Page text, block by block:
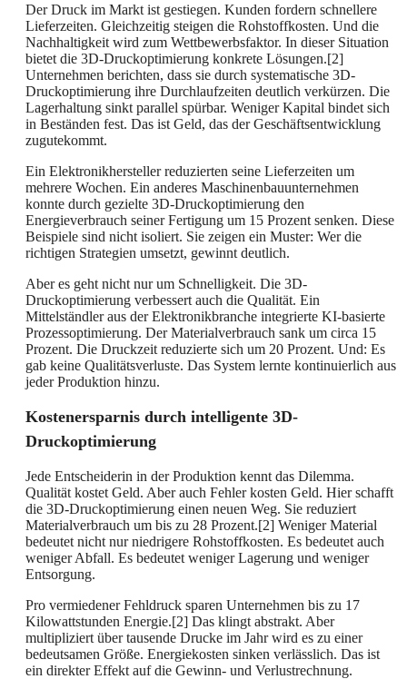
Der Druck im Markt ist gestiegen. Kunden fordern schnellere
Lieferzeiten. Gleichzeitig steigen die Rohstoffkosten. Und die
Nachhaltigkeit wird zum Wettbewerbsfaktor. In dieser Situation
bietet die 3D-Druckoptimierung konkrete Lösungen.[2]
Unternehmen berichten, dass sie durch systematische 3D-
Druckoptimierung ihre Durchlaufzeiten deutlich verkürzen. Die
Lagerhaltung sinkt parallel spürbar. Weniger Kapital bindet sich
in Beständen fest. Das ist Geld, das der Geschäftsentwicklung
zugutekommt.
Ein Elektronikhersteller reduzierten seine Lieferzeiten um
mehrere Wochen. Ein anderes Maschinenbauunternehmen
konnte durch gezielte 3D-Druckoptimierung den
Energieverbrauch seiner Fertigung um 15 Prozent senken. Diese
Beispiele sind nicht isoliert. Sie zeigen ein Muster: Wer die
richtigen Strategien umsetzt, gewinnt deutlich.
Aber es geht nicht nur um Schnelligkeit. Die 3D-
Druckoptimierung verbessert auch die Qualität. Ein
Mittelständler aus der Elektronikbranche integrierte KI-basierte
Prozessoptimierung. Der Materialverbrauch sank um circa 15
Prozent. Die Druckzeit reduzierte sich um 20 Prozent. Und: Es
gab keine Qualitätsverluste. Das System lernte kontinuierlich aus
jeder Produktion hinzu.
Kostenersparnis durch intelligente 3D-
Druckoptimierung
Jede Entscheiderin in der Produktion kennt das Dilemma.
Qualität kostet Geld. Aber auch Fehler kosten Geld. Hier schafft
die 3D-Druckoptimierung einen neuen Weg. Sie reduziert
Materialverbrauch um bis zu 28 Prozent.[2] Weniger Material
bedeutet nicht nur niedrigere Rohstoffkosten. Es bedeutet auch
weniger Abfall. Es bedeutet weniger Lagerung und weniger
Entsorgung.
Pro vermiedener Fehldruck sparen Unternehmen bis zu 17
Kilowattstunden Energie.[2] Das klingt abstrakt. Aber
multipliziert über tausende Drucke im Jahr wird es zu einer
bedeutsamen Größe. Energiekosten sinken verlässlich. Das ist
ein direkter Effekt auf die Gewinn- und Verlustrechnung.